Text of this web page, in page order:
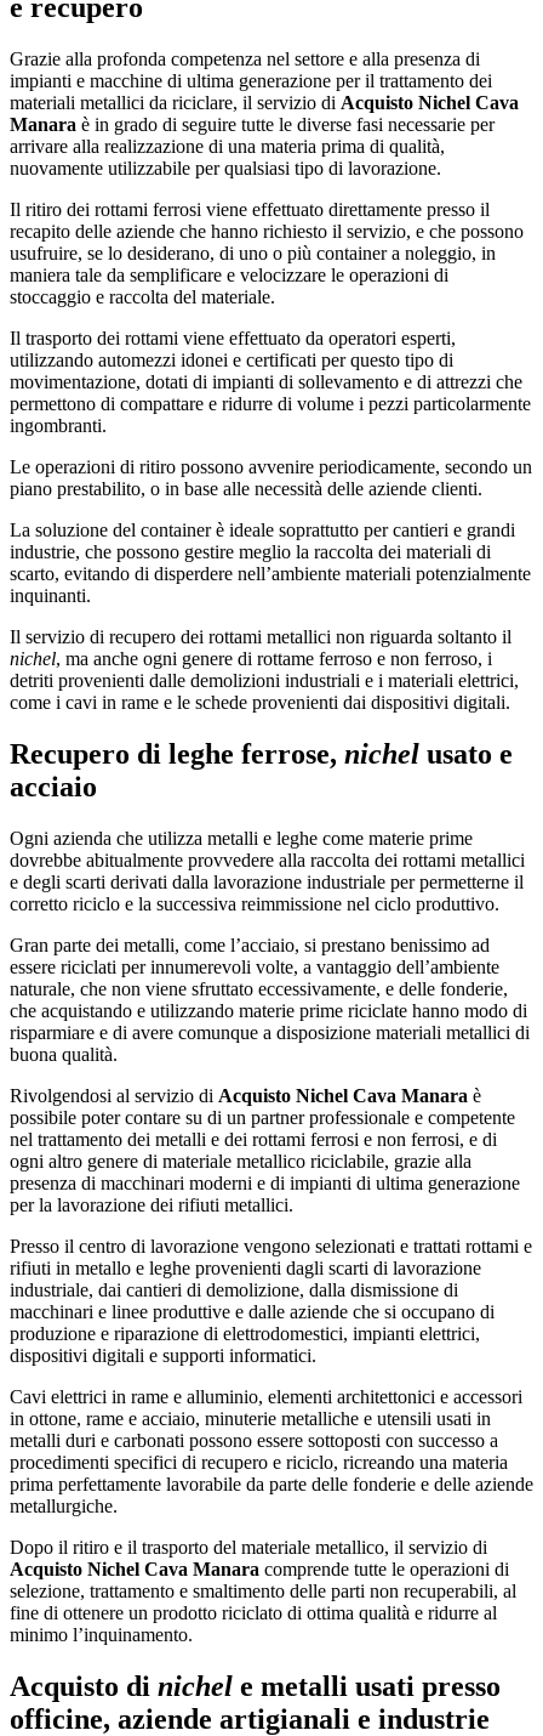
e recupero
Grazie alla profonda competenza nel settore e alla presenza di
impianti e macchine di ultima generazione per il trattamento dei
materiali metallici da riciclare, il servizio di Acquisto Nichel Cava
Manara è in grado di seguire tutte le diverse fasi necessarie per
arrivare alla realizzazione di una materia prima di qualità,
nuovamente utilizzabile per qualsiasi tipo di lavorazione.
Il ritiro dei rottami ferrosi viene effettuato direttamente presso il
recapito delle aziende che hanno richiesto il servizio, e che possono
usufruire, se lo desiderano, di uno o più container a noleggio, in
maniera tale da semplificare e velocizzare le operazioni di
stoccaggio e raccolta del materiale.
Il trasporto dei rottami viene effettuato da operatori esperti,
utilizzando automezzi idonei e certificati per questo tipo di
movimentazione, dotati di impianti di sollevamento e di attrezzi che
permettono di compattare e ridurre di volume i pezzi particolarmente
ingombranti.
Le operazioni di ritiro possono avvenire periodicamente, secondo un
piano prestabilito, o in base alle necessità delle aziende clienti.
La soluzione del container è ideale soprattutto per cantieri e grandi
industrie, che possono gestire meglio la raccolta dei materiali di
scarto, evitando di disperdere nell’ambiente materiali potenzialmente
inquinanti.
Il servizio di recupero dei rottami metallici non riguarda soltanto il
nichel, ma anche ogni genere di rottame ferroso e non ferroso, i
detriti provenienti dalle demolizioni industriali e i materiali elettrici,
come i cavi in rame e le schede provenienti dai dispositivi digitali.
Recupero di leghe ferrose, nichel usato e
acciaio
Ogni azienda che utilizza metalli e leghe come materie prime
dovrebbe abitualmente provvedere alla raccolta dei rottami metallici
e degli scarti derivati dalla lavorazione industriale per permetterne il
corretto riciclo e la successiva reimmissione nel ciclo produttivo.
Gran parte dei metalli, come l’acciaio, si prestano benissimo ad
essere riciclati per innumerevoli volte, a vantaggio dell’ambiente
naturale, che non viene sfruttato eccessivamente, e delle fonderie,
che acquistando e utilizzando materie prime riciclate hanno modo di
risparmiare e di avere comunque a disposizione materiali metallici di
buona qualità.
Rivolgendosi al servizio di Acquisto Nichel Cava Manara è
possibile poter contare su di un partner professionale e competente
nel trattamento dei metalli e dei rottami ferrosi e non ferrosi, e di
ogni altro genere di materiale metallico riciclabile, grazie alla
presenza di macchinari moderni e di impianti di ultima generazione
per la lavorazione dei rifiuti metallici.
Presso il centro di lavorazione vengono selezionati e trattati rottami e
rifiuti in metallo e leghe provenienti dagli scarti di lavorazione
industriale, dai cantieri di demolizione, dalla dismissione di
macchinari e linee produttive e dalle aziende che si occupano di
produzione e riparazione di elettrodomestici, impianti elettrici,
dispositivi digitali e supporti informatici.
Cavi elettrici in rame e alluminio, elementi architettonici e accessori
in ottone, rame e acciaio, minuterie metalliche e utensili usati in
metalli duri e carbonati possono essere sottoposti con successo a
procedimenti specifici di recupero e riciclo, ricreando una materia
prima perfettamente lavorabile da parte delle fonderie e delle aziende
metallurgiche.
Dopo il ritiro e il trasporto del materiale metallico, il servizio di
Acquisto Nichel Cava Manara comprende tutte le operazioni di
selezione, trattamento e smaltimento delle parti non recuperabili, al
fine di ottenere un prodotto riciclato di ottima qualità e ridurre al
minimo l’inquinamento.
Acquisto di nichel e metalli usati presso
officine, aziende artigianali e industrie